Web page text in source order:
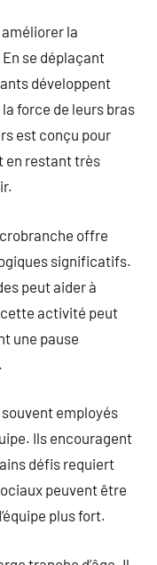
la
se déplaçant
développent
force de leurs bras
est conçu pour
en restant très
offre
significatifs.
peut aider à
cette activité peut
une pause
employés
Ils encouragent
défis requiert
peuvent être
plus fort.